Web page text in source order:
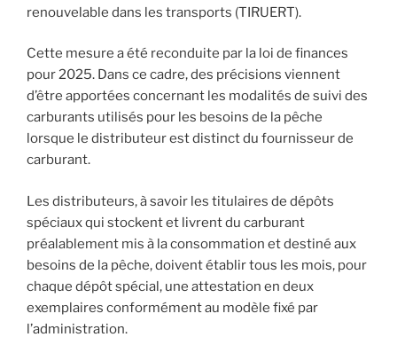
renouvelable dans les transports (TIRUERT).
Cette mesure a été reconduite par la loi de finances
pour 2025. Dans ce cadre, des précisions viennent
d’être apportées concernant les modalités de suivi des
carburants utilisés pour les besoins de la pêche
lorsque le distributeur est distinct du fournisseur de
carburant.
Les distributeurs, à savoir les titulaires de dépôts
spéciaux qui stockent et livrent du carburant
préalablement mis à la consommation et destiné aux
besoins de la pêche, doivent établir tous les mois, pour
chaque dépôt spécial, une attestation en deux
exemplaires conformément au modèle fixé par
l’administration.